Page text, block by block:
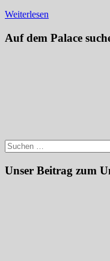
Weiterlesen
Auf dem Palace
Unser Beitrag zum